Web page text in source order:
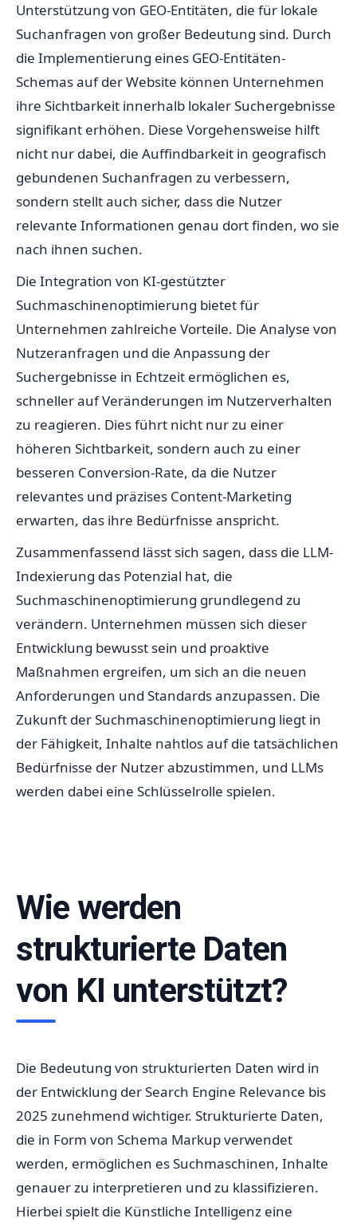
Unterstützung von GEO-Entitäten, die für lokale
Suchanfragen von großer Bedeutung sind. Durch
die Implementierung eines GEO-Entitäten-
Schemas auf der Website können Unternehmen
ihre Sichtbarkeit innerhalb lokaler Suchergebnisse
signifikant erhöhen. Diese Vorgehensweise hilft
nicht nur dabei, die Auffindbarkeit in geografisch
gebundenen Suchanfragen zu verbessern,
sondern stellt auch sicher, dass die Nutzer
relevante Informationen genau dort finden, wo sie
nach ihnen suchen.
Die Integration von KI-gestützter
Suchmaschinenoptimierung bietet für
Unternehmen zahlreiche Vorteile. Die Analyse von
Nutzeranfragen und die Anpassung der
Suchergebnisse in Echtzeit ermöglichen es,
schneller auf Veränderungen im Nutzerverhalten
zu reagieren. Dies führt nicht nur zu einer
höheren Sichtbarkeit, sondern auch zu einer
besseren Conversion-Rate, da die Nutzer
relevantes und präzises Content-Marketing
erwarten, das ihre Bedürfnisse anspricht.
Zusammenfassend lässt sich sagen, dass die LLM-
Indexierung das Potenzial hat, die
Suchmaschinenoptimierung grundlegend zu
verändern. Unternehmen müssen sich dieser
Entwicklung bewusst sein und proaktive
Maßnahmen ergreifen, um sich an die neuen
Anforderungen und Standards anzupassen. Die
Zukunft der Suchmaschinenoptimierung liegt in
der Fähigkeit, Inhalte nahtlos auf die tatsächlichen
Bedürfnisse der Nutzer abzustimmen, und LLMs
werden dabei eine Schlüsselrolle spielen.
Wie werden
strukturierte Daten
von KI unterstützt?
Die Bedeutung von strukturierten Daten wird in
der Entwicklung der Search Engine Relevance bis
2025 zunehmend wichtiger. Strukturierte Daten,
die in Form von Schema Markup verwendet
werden, ermöglichen es Suchmaschinen, Inhalte
genauer zu interpretieren und zu klassifizieren.
Hierbei spielt die Künstliche Intelligenz eine